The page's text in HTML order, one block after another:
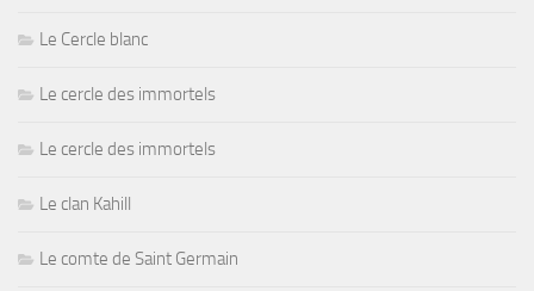
Le Cercle blanc
Le cercle des immortels
Le cercle des immortels
Le clan Kahill
Le comte de Saint Germain